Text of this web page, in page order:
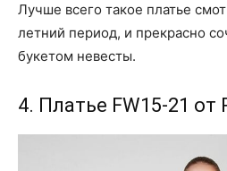
Лучше всего такое платье
летний период, и прекрасно
букетом невесты.
4. Платье FW15-21 от